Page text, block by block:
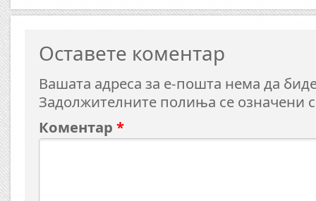
Оставете коментар
Вашата адреса за е-пошта нема да
Задолжителните полиња се означени
Коментар *